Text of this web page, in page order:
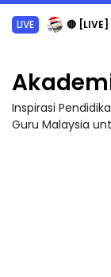
LIVE 🔴 [LIVE]
Inspirasi
Guru Malaysia